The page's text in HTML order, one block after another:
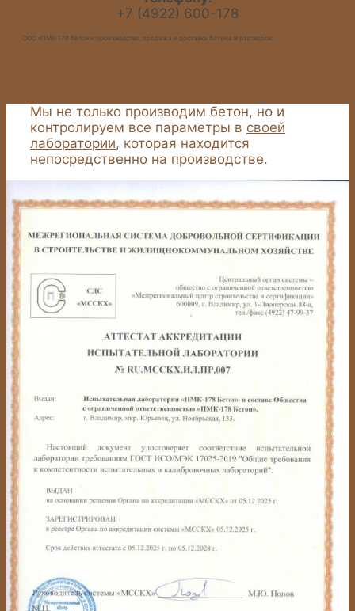
+7 (4922) 600-178
ООО «ПМК-178 бетон»: производство, продажа и доставка бетона и растворов.
Мы не только производим бетон, но и
контролируем все параметры в своей
лаборатории, которая находится
непосредственно на производстве.